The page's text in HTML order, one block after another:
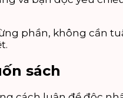
phần, không cần
sách